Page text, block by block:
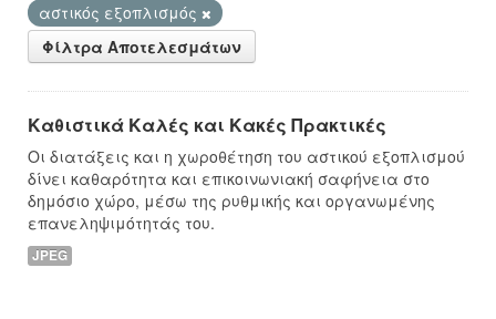
αστικός εξοπλισμός
Φίλτρα Αποτελεσμάτων
Καθιστικά Καλές και Κακές Πρακτικές
Οι διατάξεις και η χωροθέτηση του αστικού εξοπλισμού
δίνει καθαρότητα και επικοινωνιακή σαφήνεια στο
δημόσιο χώρο, μέσω της ρυθμικής και οργανωμένης
επανεληψιμότητάς του.
JPEG